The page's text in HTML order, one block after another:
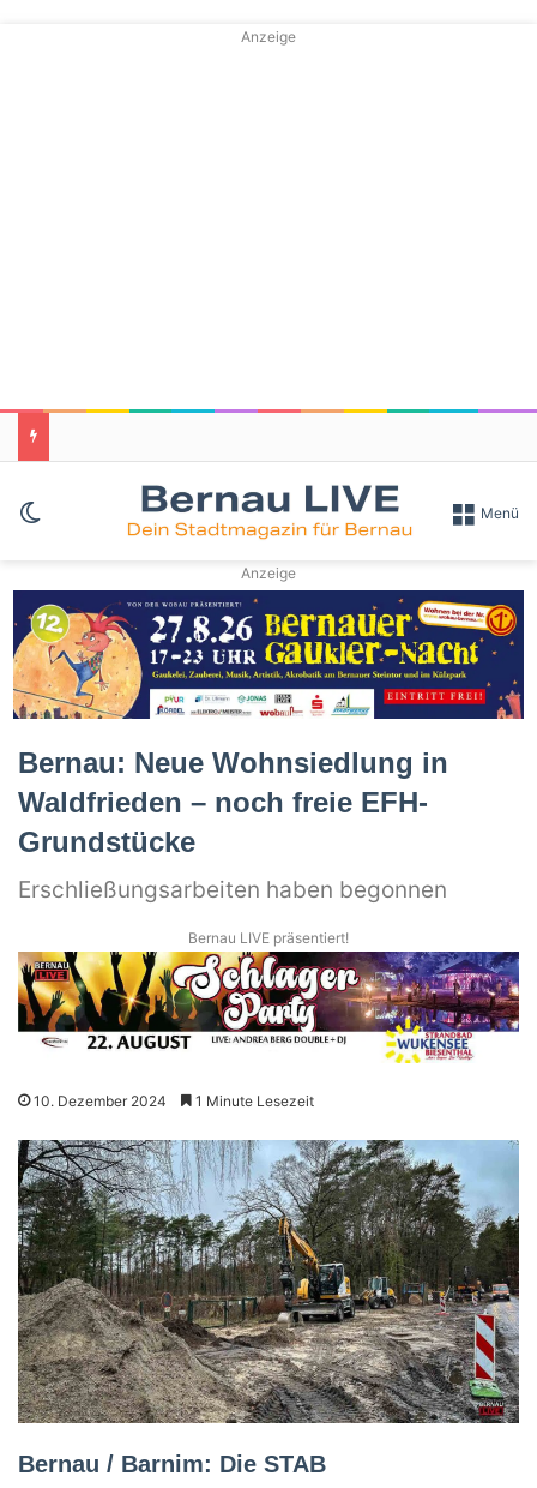
Anzeige
Skin umschalten Menü
Anzeige
Bernau: Neue Wohnsiedlung in
Waldfrieden – noch freie EFH-
Grundstücke
Erschließungsarbeiten haben begonnen
Bernau LIVE präsentiert!
10. Dezember 2024 1 Minute Lesezeit
Bernau / Barnim: Die STAB